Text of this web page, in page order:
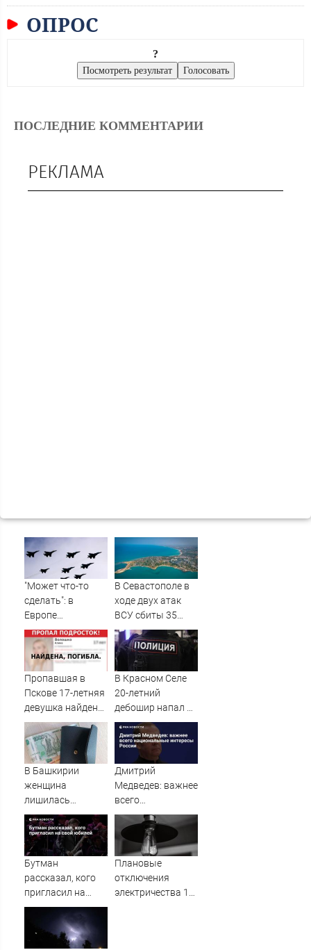
ОПРОС
?
ПОСЛЕДНИЕ КОММЕНТАРИИ
РЕКЛАМА
"Может что-то
сделать": в
Европе
высказались о
нападении
России
В Севастополе в
ходе двух атак
ВСУ сбиты 35
беспилотников -
Новости на
Вести.ru
Пропавшая в
Пскове 17-летняя
девушка найдена
мертвой
В Красном Селе
20-летний
дебошир напал на
сотрудников
скорой
В Башкирии
женщина
лишилась
квартиры и
сбережений из-за
криптомошенников
Дмитрий
Медведев: важнее
всего
национальные
интересы России
Бутман
рассказал, кого
пригласил на
свой юбилей
Плановые
отключения
электричества 10